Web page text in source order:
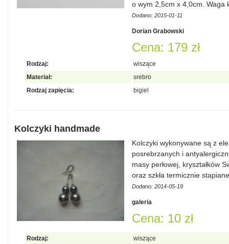
o wym 2,5cm x 4,0cm. Waga
Dodano: 2015-01-11
Dorian Grabowski
Cena: 179 zł
Rodzaj:
wiszące
Materiał:
srebro
Rodzaj zapięcia:
bigiel
Kolczyki handmade
Kolczyki wykonywane są z
posrebrzanych i
masy perłowej, kryształków
oraz szkła termicznie
Dodano: 2014-05-19
galeria
Cena: 10 zł
Rodzaj:
wiszące